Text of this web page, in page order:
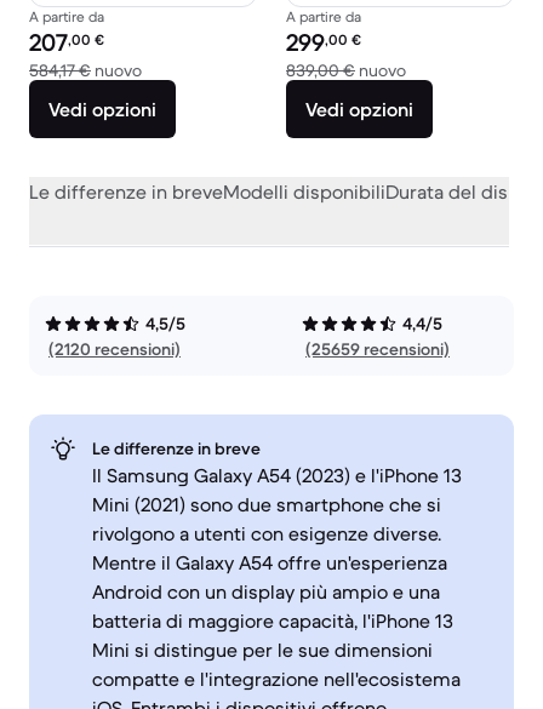
A partire da
Prezzo del ricondizionato:
207,00 €
584,17 € nuovoRispetto a 584,17 € del nuovo
Vedi opzioni
A partire da
Prezzo del ricondizionato:
299,00 €
839,00 € nuovoRispetto a
Vedi opzioni
Le differenze in breveModelli disponibiliDurata del
4,5/5
(2120 recensioni)
4,4/5
(25659 recensioni)
Le differenze in breve
Il Samsung Galaxy A54 (2023) e l'iPhone 13
Mini (2021) sono due smartphone che si
rivolgono a utenti con esigenze diverse.
Mentre il Galaxy A54 offre un'esperienza
Android con un display più ampio e una
batteria di maggiore capacità, l'iPhone 13
Mini si distingue per le sue dimensioni
compatte e l'integrazione nell'ecosistema